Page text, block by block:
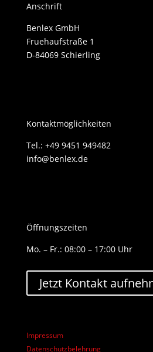
Anschrift
Benlex GmbH
Fruehaufstraße 1
D-84069 Schierling
Kontaktmöglichkeiten
Tel.: +49 9451 949482
info@benlex.de
Öffnungszeiten
Mo. – Fr.: 08:00 – 17:00 Uhr
Jetzt Kontakt
Impressum
Datenschutzbelehrung